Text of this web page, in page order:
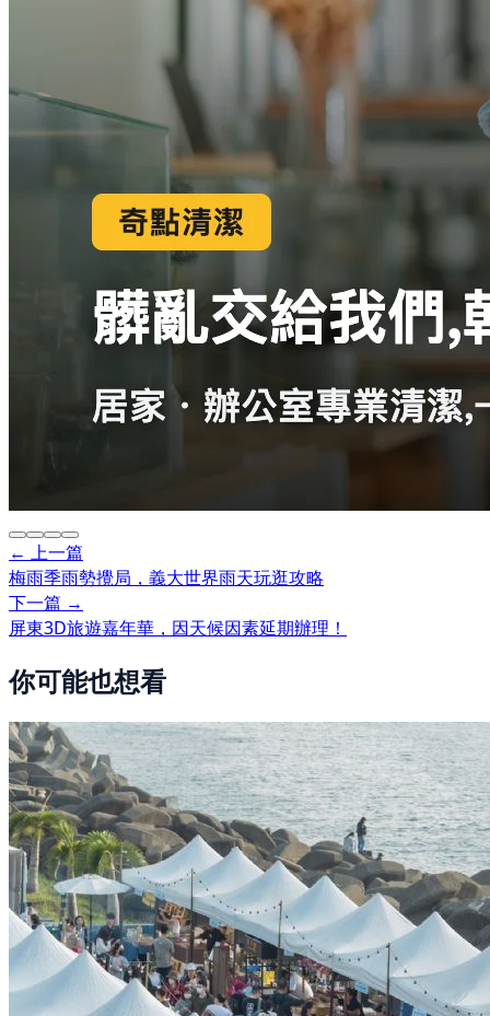
← 上一篇
梅雨季雨勢攪局，義大世界雨天玩逛攻略
下一篇 →
屏東3D旅遊嘉年華，因天候因素延期辦理！
你可能也想看